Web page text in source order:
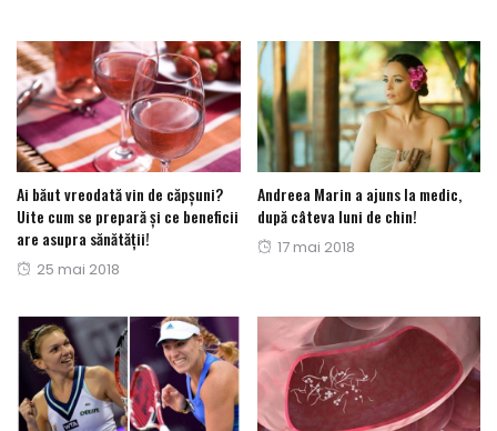
Ai băut vreodată vin de căpșuni?
Uite cum se prepară și ce beneficii
are asupra sănătății!
Posted
25 mai 2018
Andreea Marin a ajuns la medic,
după câteva luni de chin!
Posted
17 mai 2018